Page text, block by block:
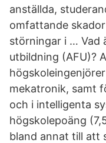
anställda,
omfattande
störningar i … Vad
utbildning (AFU)?
mekatronik, samt
och i intelligenta
högskolepoäng
bland annat till att